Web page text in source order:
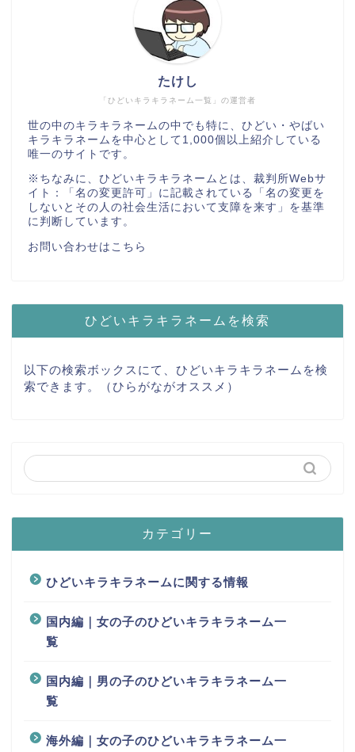
「ひどいキラキラネーム一覧」の運営者
たけし
世の中のキラキラネームの中でも特に、ひどい・やばい
キラキラネームを中心として1,000個以上紹介している
唯一のサイトです。
※ちなみに、ひどいキラキラネームとは、 裁判所Webサ
イト：「名の変更許可」 に記載されている「名の変更を
しないとその人の社会生活において支障を来す」を基準
に判断しています。
お問い合わせはこちら
ひどいキラキラネームを検索
以下の検索ボックスにて、ひどいキラキラネームを検
索できます。（ひらがながオススメ）
カテゴリー
ひどいキラキラネームに関する情報
国内編｜女の子のひどいキラキラネーム一
覧
国内編｜男の子のひどいキラキラネーム一
覧
海外編｜女の子のひどいキラキラネーム一